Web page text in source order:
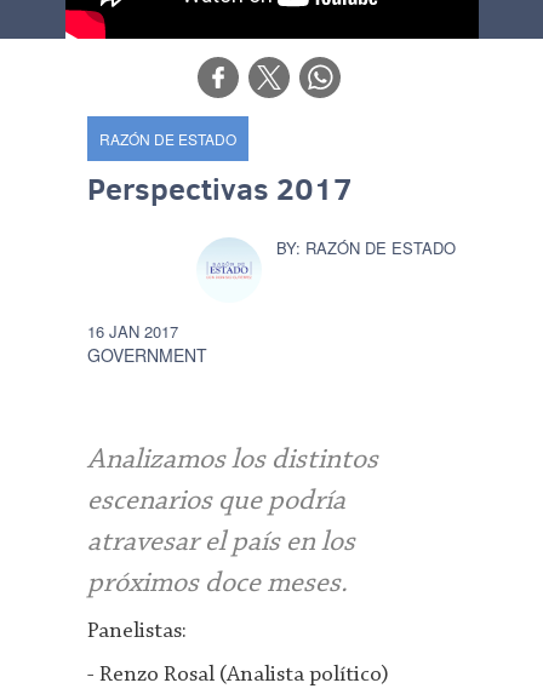
RAZÓN DE ESTADO
Perspectivas 2017
GOVERNMENT
RAZÓN DE ESTADO
16 JAN 2017
Analizamos los distintos
escenarios que podría
atravesar el país en los
próximos doce meses.
Panelistas:
- Renzo Rosal (Analista político)